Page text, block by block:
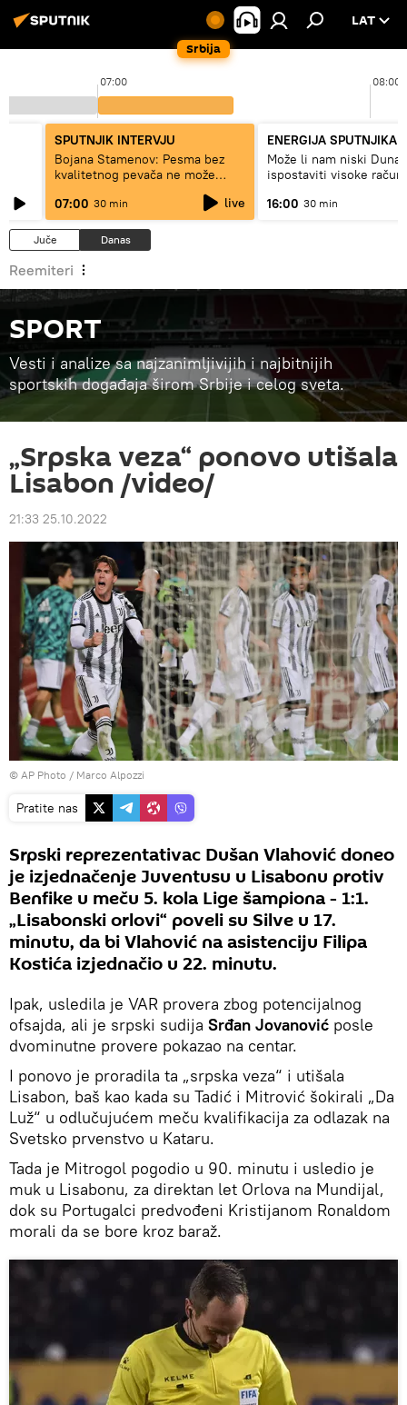
Srbija
LAT
07:00 08:00
SPUTNJIK INTERVJU
Bojana Stamenov: Pesma bez
kvalitetnog pevača ne može
07:00 30 min live
ENERGIJA SPUTNJIKA
Može li nam niski Dunav
ispostaviti visoke
16:00 30 min
Juče Danas
Reemiteri
SPORT
Vesti i analize sa najzanimljivijih i najbitnijih
sportskih događaja širom Srbije i celog sveta.
„Srpska veza“ ponovo utišala
Lisabon /video/
21:33 25.10.2022
© AP Photo / Marco Alpozzi
Pratite nas
Srpski reprezentativac Dušan Vlahović doneo
je izjednačenje Juventusu u Lisabonu protiv
Benfike u meču 5. kola Lige šampiona - 1:1.
„Lisabonski orlovi“ poveli su Silve u 17.
minutu, da bi Vlahović na asistenciju Filipa
Kostića izjednačio u 22. minutu.
Ipak, usledila je VAR provera zbog potencijalnog
ofsajda, ali je srpski sudija Srđan Jovanović posle
dvominutne provere pokazao na centar.
I ponovo je proradila ta „srpska veza“ i utišala
Lisabon, baš kao kada su Tadić i Mitrović šokirali „Da
Luž“ u odlučujućem meču kvalifikacija za odlazak na
Svetsko prvenstvo u Kataru.
Tada je Mitrogol pogodio u 90. minutu i usledio je
muk u Lisabonu, za direktan let Orlova na Mundijal,
dok su Portugalci predvođeni Kristijanom Ronaldom
morali da se bore kroz baraž.